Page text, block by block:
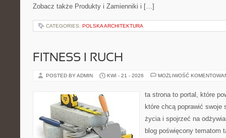
Zobacz także Produkty i Zamienniki i […]
CATEGORIES: POLSKA ARCHITEKTURA
FITNESS I RUCH
POSTED BY ADMIN KWI - 21 - 2026 MOŻLIWOŚĆ
ta strona to portal, które
które chcą poprawić
życia i spojrzeć na
blog poświęcony tematom